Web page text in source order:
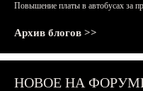
Повышение платы в автобусах за
Архив блогов >>
НОВОЕ НА